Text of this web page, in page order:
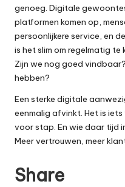
genoeg. Digitale
platformen komen op,
persoonlijkere service, en
is het slim om regelmatig
Zijn we nog goed
hebben?
Een sterke digitale
eenmalig afvinkt. Het is
voor stap. En wie daar tijd
Meer vertrouwen, meer
Share